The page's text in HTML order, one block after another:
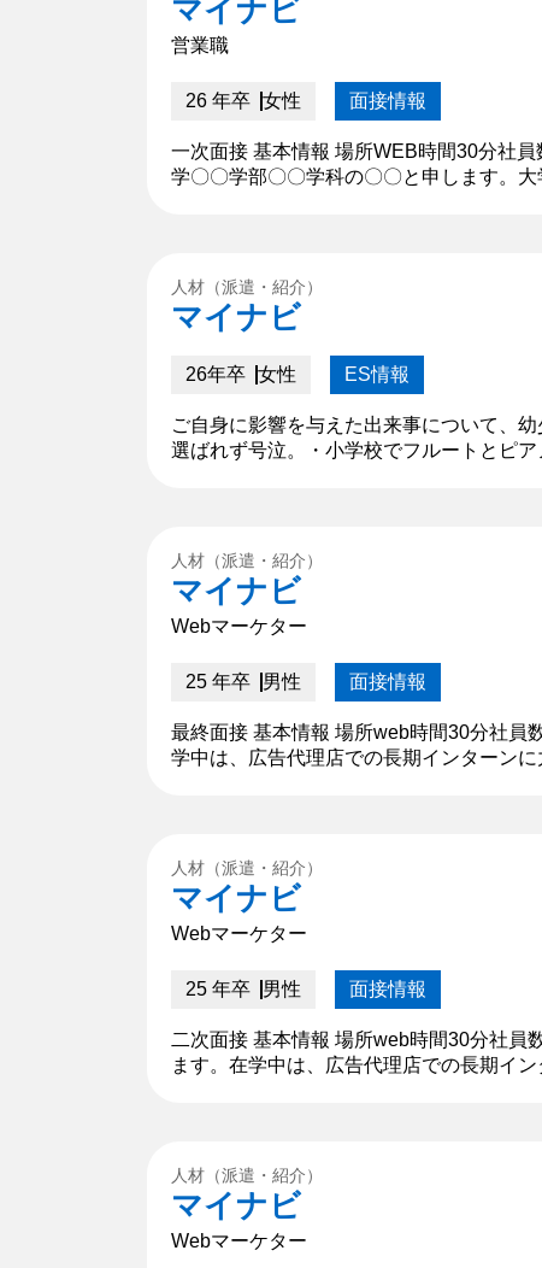
マイナビ
営業職
26 年卒 女性 面接情報
一次面接 基本情報 場所WEB時間30分社
学〇〇学部〇〇学科の〇〇と申します。
人材（派遣・紹介）
マイナビ
26年卒 女性 ES情報
ご自身に影響を与えた出来事について、
選ばれず号泣。・小学校でフルートとピ
人材（派遣・紹介）
マイナビ
Webマーケター
25 年卒 男性 面接情報
最終面接 基本情報 場所web時間30分社員
学中は、広告代理店での長期インターン
人材（派遣・紹介）
マイナビ
Webマーケター
25 年卒 男性 面接情報
二次面接 基本情報 場所web時間30分社員
ます。在学中は、広告代理店での長期イ
人材（派遣・紹介）
マイナビ
Webマーケター